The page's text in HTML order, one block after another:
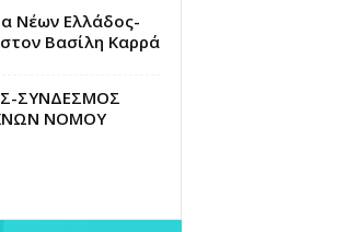
Νέων Ελλάδος-
Βασίλη Καρρά
ΣΥΝΔΕΣΜΟΣ
ΝΟΜΟΥ